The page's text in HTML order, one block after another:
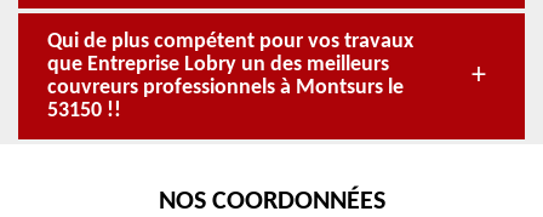
Qui de plus compétent pour vos travaux
que Entreprise Lobry un des meilleurs
couvreurs professionnels à Montsurs le
53150 !!
NOS COORDONNÉES